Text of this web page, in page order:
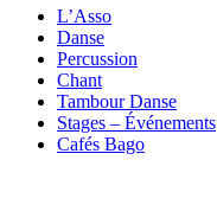
L’Asso
Danse
Percussion
Chant
Tambour Danse
Stages – Événements
Cafés Bago